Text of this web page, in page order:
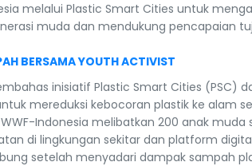
melalui Plastic Smart Cities untuk
muda dan mendukung pencapaian
BERSAMA YOUTH ACTIVIST
inisiatif Plastic Smart Cities (PSC)
mereduksi kebocoran plastik ke alam
Indonesia melibatkan 200 anak
di lingkungan sekitar dan platform
setelah menyadari dampak sampah